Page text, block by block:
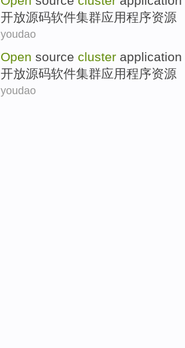
开放源码软件集群应用程序资源
youdao
Open source cluster application
开放源码软件集群应用程序资源
youdao